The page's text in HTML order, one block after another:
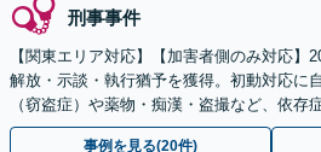
刑事事件
【関東エリア対応】【加害者側のみ対応】
解放・示談・執行猶予を獲得。初動対応に
（窃盗症）や薬物・痴漢・盗撮など、依存
祝対応可。クリニックと連携し更生・治療
事例を見る(20件)